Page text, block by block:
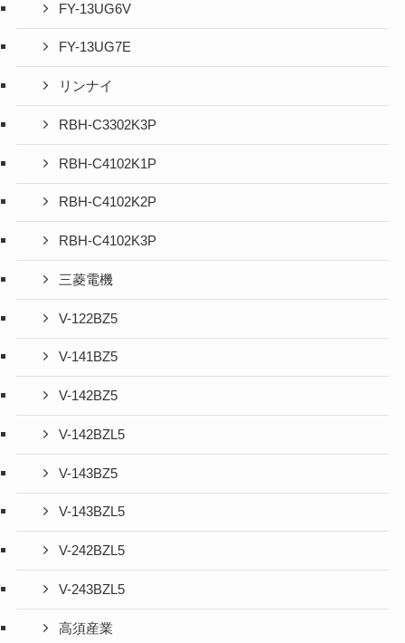
FY-13UG6V
FY-13UG7E
リンナイ
RBH-C3302K3P
RBH-C4102K1P
RBH-C4102K2P
RBH-C4102K3P
三菱電機
V-122BZ5
V-141BZ5
V-142BZ5
V-142BZL5
V-143BZ5
V-143BZL5
V-242BZL5
V-243BZL5
高須産業